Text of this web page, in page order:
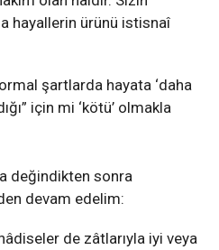
hayallerin ürünü istisnaî
şartlarda hayata ‘daha
için mi ‘kötü’ olmakla
değindikten sonra
devam edelim:
de zâtlarıyla iyi veya